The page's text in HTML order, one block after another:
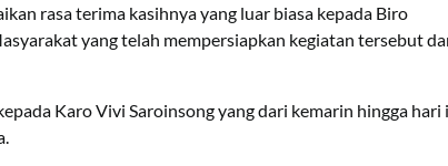
rasa terima kasihnya yang luar biasa kepada Biro
yang telah mempersiapkan kegiatan tersebut
Karo Vivi Saroinsong yang dari kemarin hingga hari